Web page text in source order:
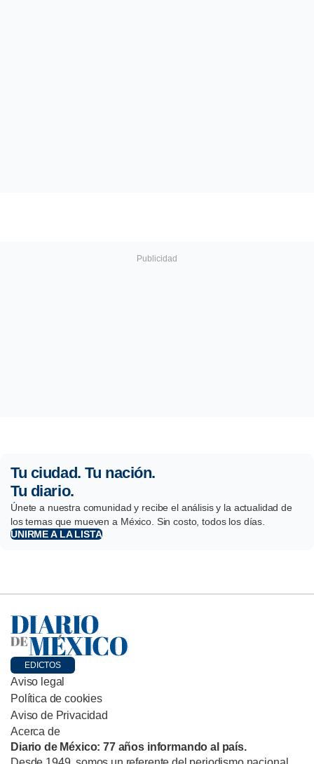
Tu ciudad. Tu nación.
Tu diario.
Únete a nuestra comunidad y recibe el análisis y la actualidad de
los temas que mueven a México. Sin costo, todos los días.
UNIRME A LA LISTA
EDICTOS
Aviso legal
Política de cookies
Aviso de Privacidad
Acerca de
Diario de México: 77 años informando al país.